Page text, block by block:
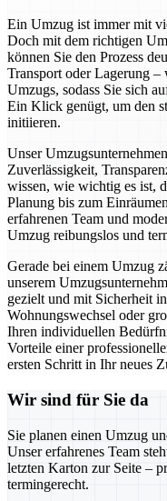
Ein Umzug ist immer mit
Doch mit dem richtigen
können Sie den Prozess
Transport oder Lagerung –
Umzugs, sodass Sie sich
Ein Klick genügt, um den
initiieren.
Unser
Zuverlässigkeit,
wissen, wie wichtig es ist,
Planung bis zum
erfahrenen Team und
Umzug reibungslos und
Gerade bei einem Umzug
unserem
gezielt und mit Sicherheit
Wohnungswechsel oder
Ihren individuellen
Vorteile einer
ersten Schritt in Ihr neues
Wir sind für Sie da
Sie planen einen Umzug
Unser erfahrenes Team
letzten Karton zur Seite –
termingerecht.